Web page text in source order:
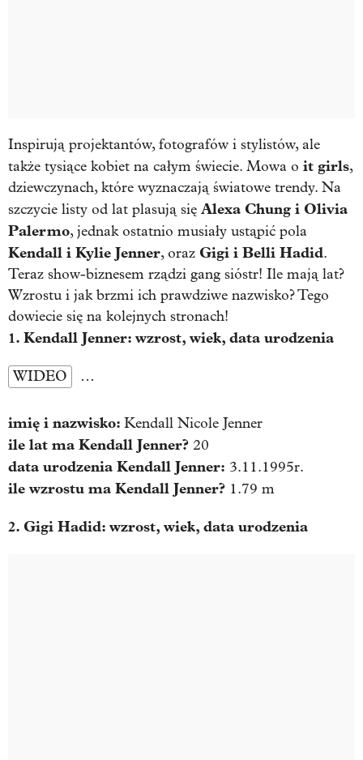
Inspirują projektantów, fotografów i stylistów, ale
także tysiące kobiet na całym świecie. Mowa o it girls,
dziewczynach, które wyznaczają światowe trendy. Na
szczycie listy od lat plasują się Alexa Chung i Olivia
Palermo, jednak ostatnio musiały ustąpić pola
Kendall i Kylie Jenner, oraz Gigi i Belli Hadid.
Teraz show-biznesem rządzi gang sióstr! Ile mają lat?
Wzrostu i jak brzmi ich prawdziwe nazwisko? Tego
dowiecie się na kolejnych stronach!
1. Kendall Jenner: wzrost, wiek, data urodzenia
WIDEO …
imię i nazwisko: Kendall Nicole Jenner
ile lat ma Kendall Jenner? 20
data urodzenia Kendall Jenner: 3.11.1995r.
ile wzrostu ma Kendall Jenner? 1.79 m
2. Gigi Hadid: wzrost, wiek, data urodzenia